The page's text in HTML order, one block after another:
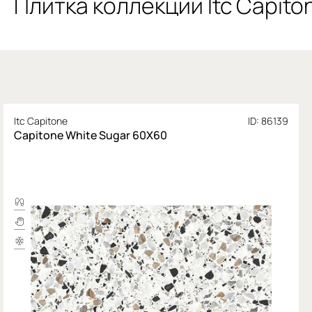
Itc Capitone ID: 86139
Capitone White Sugar 60X60